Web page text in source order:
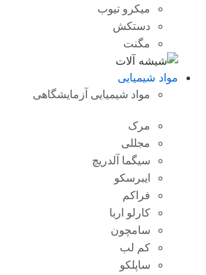
میکرو تیوب
دستکش
مگنت
مواد شیمیایی
مواد شیمیایی آزمایشگاهی
مرک
مجللی
سیگما آلدریچ
ایبرسکو
فراکم
کارلو اربا
سامچون
کم لب
ساپلکو